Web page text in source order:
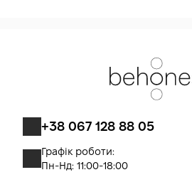
+38 067 128 88 05
Графік роботи:
Пн-Нд: 11:00-18:00